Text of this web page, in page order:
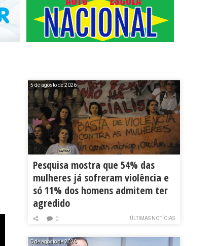
5 de agosto de 2026
Pesquisa mostra que 54% das
mulheres já sofreram violência e
só 11% dos homens admitem ter
agredido
ÚLTIMAS NOTÍCIAS
0
5 de agosto de 2026